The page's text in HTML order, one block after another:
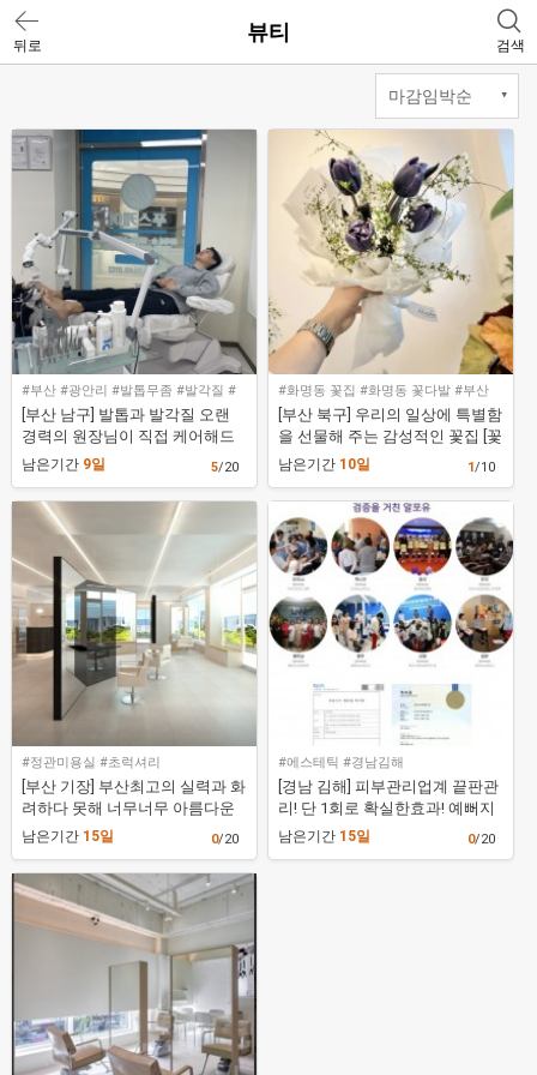
뒤로
뷰티
검색
#부산 #광안리 #발톱무좀 #발각질 #
발톱케어
[부산 남구] 발톱과 발각질 오랜
경력의 원장님이 직접 케어해드
립니다! [푸스케어 부산광안리W
남은기간 9일 5/20
#화명동 꽃집 #화명동 꽃다발 #부산
꽃집
[부산 북구] 우리의 일상에 특별함
을 선물해 주는 감성적인 꽃집 [꽃
바테 화명동꽃집]
남은기간 10일 1/10
#정관미용실 #초럭셔리
[부산 기장] 부산최고의 실력과 화
려하다 못해 너무너무 아름다운
초럭셔리 스페셜 헤어샵 [살롱드
남은기간 15일 0/20
#에스테틱 #경남김해
[경남 김해] 피부관리업계 끝판관
리! 단 1회로 확실한효과! 예뻐지
고 날씬해지는 에스테틱 [알포유
남은기간 15일 0/20